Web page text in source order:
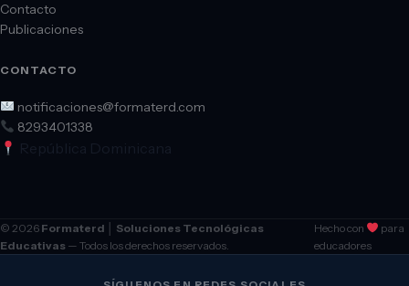
Contacto
Publicaciones
CONTACTO
notificaciones@formaterd.com
8293401338
República Dominicana
© 2026 Formaterd │ Soluciones Tecnológicas
Educativas — Todos los derechos reservados.
Hecho con
para
educadores